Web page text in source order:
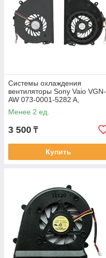
Системы охлаждения
вентиляторы Sony Vaio VGN-
AW 073-0001-5282 A,
UDQFZZH24CF0, 3pin,
Кулер, FAN
Менее 2 ед.
3 500 ₸
Купить